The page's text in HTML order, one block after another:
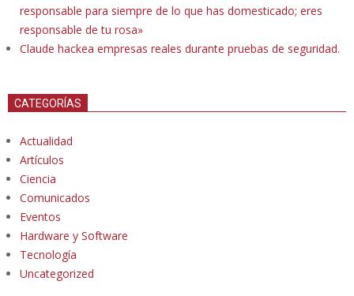
responsable para siempre de lo que has domesticado; eres
responsable de tu rosa»
Claude hackea empresas reales durante pruebas de seguridad.
CATEGORÍAS
Actualidad
Artículos
Ciencia
Comunicados
Eventos
Hardware y Software
Tecnología
Uncategorized